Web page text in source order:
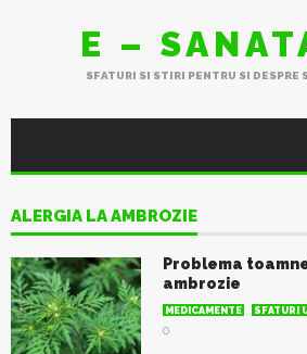
E –
SFATURI SI STIRI PENTRU SI DESPRE
ALERGIA LA AMBROZIE
Problema
ambrozie
MEDICAMENTE SFATURI
0